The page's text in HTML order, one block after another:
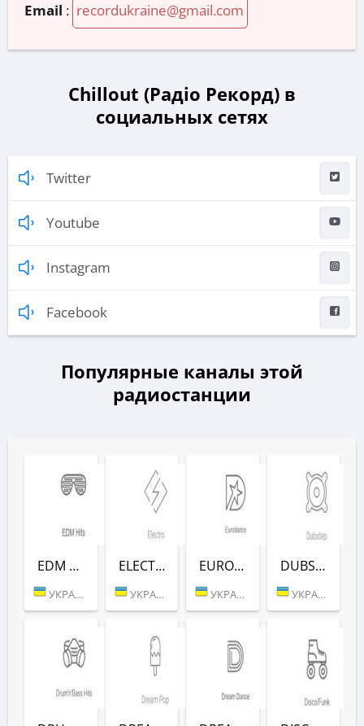
Email : recordukraine@gmail.com
Chillout (Радіо Рекорд) в
социальных сетях
Twitter
Youtube
Instagram
Facebook
Популярные каналы этой
радиостанции
EDM HITS (РАДІО РЕКОРД)
УКРАИНА (БЕРДИЧЕВ)
ELECTRO (РАДІО РЕКОРД)
УКРАИНА (БЕРДИЧЕВ)
EURODANCE (РАДІО РЕКОРД)
УКРАИНА (БЕРДИЧЕВ)
DUBSTEP (РАДІО РЕКОРД)
УКРАИНА (БЕРДИЧЕВ)